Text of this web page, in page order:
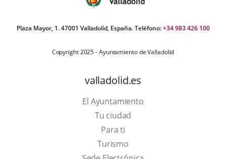
Plaza Mayor, 1. 47001 Valladolid, España. Teléfono:+34 983 426 100
Copyright 2025 - Ayuntamiento de Valladolid
valladolid.es
El Ayuntamiento
Tu ciudad
Para ti
TurismoThis